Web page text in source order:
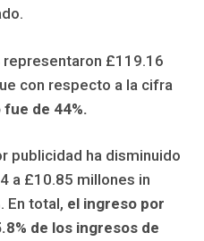
£119.16
con respecto a la cifra
de 44%.
publicidad ha disminuido
a £10.85 millones in
En total, el ingreso por
de los ingresos de